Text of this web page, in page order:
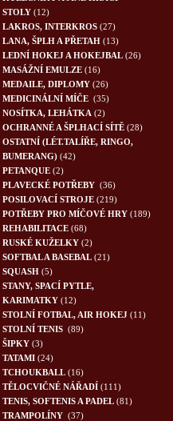
STOLY (12)
LAKROS, INTERKROS (27)
LANA, ŠPLH A PŘETAH (13)
LEDNÍ HOKEJ A HOKEJBAL (26)
MASÁŽNÍ EMULZE (16)
MEDAILE, DIPLOMY (26)
MEDICINÁLNÍ MÍČE (35)
NOSÍTKA, LEHÁTKA (2)
OCHRANNÉ A ŠPLHACÍ SÍTĚ (28)
OSTATNÍ (LÉT.TALÍŘE, RINGO,
BUMERANG) (42)
PETANQUE (2)
PLAVECKÉ POTŘEBY (36)
POSILOVACÍ STROJE (219)
POTŘEBY PRO MÍČOVÉ HRY (189)
REHABILITACE (68)
RUSKÉ KUŽELKY (2)
SOFTBAL A BASEBAL (21)
SQUASH (5)
STANY, SPACÍ PYTLE,
KARIMATKY (12)
STOLNÍ FOTBAL, AIR HOKEJ (11)
STOLNÍ TENIS (89)
ŠIPKY (3)
TATAMI (24)
TCHOUKBALL (16)
TĚLOCVIČNÉ NÁŘADÍ (111)
TENIS, SOFTENIS A PADEL (81)
TRAMPOLÍNY (37)